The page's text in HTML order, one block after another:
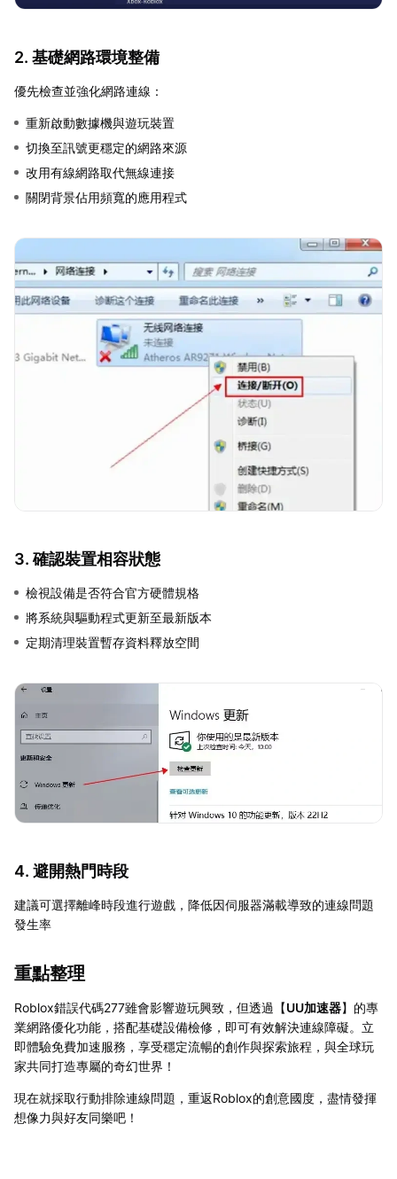
2. 基礎網路環境整備
優先檢查並強化網路連線：
重新啟動數據機與遊玩裝置
切換至訊號更穩定的網路來源
改用有線網路取代無線連接
關閉背景佔用頻寬的應用程式
3. 確認裝置相容狀態
檢視設備是否符合官方硬體規格
將系統與驅動程式更新至最新版本
定期清理裝置暫存資料釋放空間
4. 避開熱門時段
建議可選擇離峰時段進行遊戲，降低因伺服器滿載導致的連線問題
發生率
重點整理
Roblox錯誤代碼277雖會影響遊玩興致，但透過【UU加速器】的專
業網路優化功能，搭配基礎設備檢修，即可有效解決連線障礙。立
即體驗免費加速服務，享受穩定流暢的創作與探索旅程，與全球玩
家共同打造專屬的奇幻世界！
現在就採取行動排除連線問題，重返Roblox的創意國度，盡情發揮
想像力與好友同樂吧！